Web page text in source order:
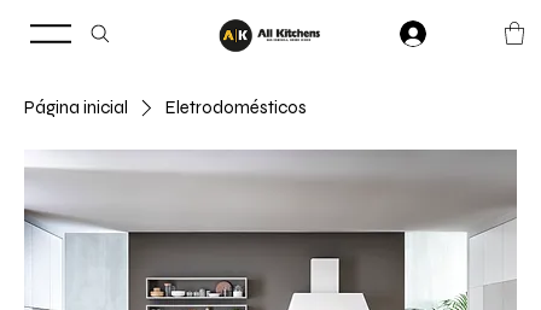
Página inicial Eletrodomésticos